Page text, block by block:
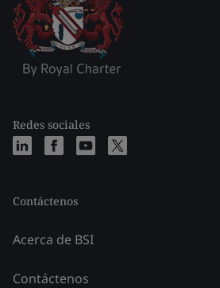
Redes sociales
Contáctenos
Acerca de BSI
Contáctenos